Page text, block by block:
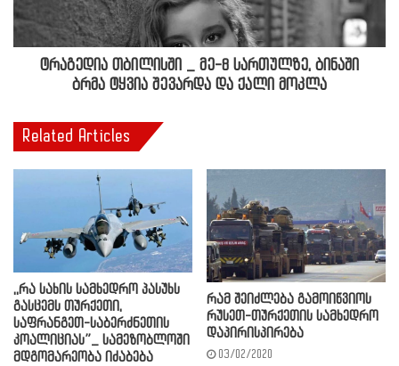
ტრაგედია თბილისში _ მე-8 სართულზე, ბინაში
ბრმა ტყვია შევარდა და ქალი მოკლა
Related Articles
,,რა სახის სამხედრო პასუხს
გასცემს თურქეთი,
საფრანგეთ-საბერძნეთის
კოალიციას”_ სამეზობლოში
მდგომარეობა იძაბება
რამ შეიძლება გამოიწვიოს
რუსეთ-თურქეთის სამხედრო
დაპირისპირება
03/02/2020